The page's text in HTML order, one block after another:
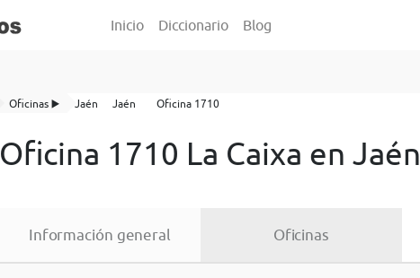
Inicio Diccionario Blog
Oficinas ▶️ Jaén Jaén Oficina 1710
Oficina 1710 La Caixa en Jaén
Información general Oficinas